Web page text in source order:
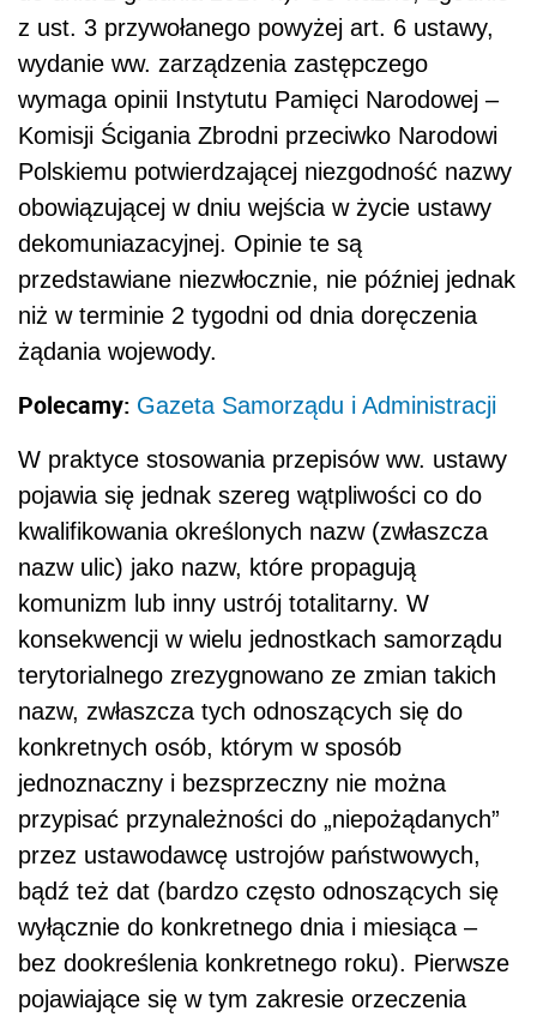
z ust. 3 przywołanego powyżej art. 6 ustawy,
wydanie ww. zarządzenia zastępczego
wymaga opinii Instytutu Pamięci Narodowej –
Komisji Ścigania Zbrodni przeciwko Narodowi
Polskiemu potwierdzającej niezgodność nazwy
obowiązującej w dniu wejścia w życie ustawy
dekomuniazacyjnej. Opinie te są
przedstawiane niezwłocznie, nie później jednak
niż w terminie 2 tygodni od dnia doręczenia
żądania wojewody.
Polecamy: Gazeta Samorządu i Administracji
W praktyce stosowania przepisów ww. ustawy
pojawia się jednak szereg wątpliwości co do
kwalifikowania określonych nazw (zwłaszcza
nazw ulic) jako nazw, które propagują
komunizm lub inny ustrój totalitarny. W
konsekwencji w wielu jednostkach samorządu
terytorialnego zrezygnowano ze zmian takich
nazw, zwłaszcza tych odnoszących się do
konkretnych osób, którym w sposób
jednoznaczny i bezsprzeczny nie można
przypisać przynależności do „niepożądanych”
przez ustawodawcę ustrojów państwowych,
bądź też dat (bardzo często odnoszących się
wyłącznie do konkretnego dnia i miesiąca –
bez dookreślenia konkretnego roku). Pierwsze
pojawiające się w tym zakresie orzeczenia